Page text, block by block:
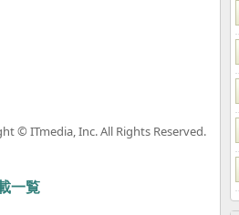
© ITmedia, Inc. All Rights Reserved.
一覧